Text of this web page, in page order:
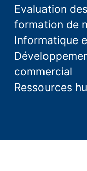
Evaluation
formation de
Informatique
commercial
Ressources